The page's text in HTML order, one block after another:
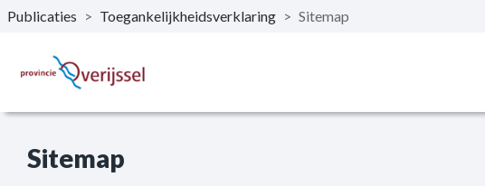
Naar hoofdinhoud
Publicaties > Toegankelijkheidsverklaring > Sitemap
Sitemap